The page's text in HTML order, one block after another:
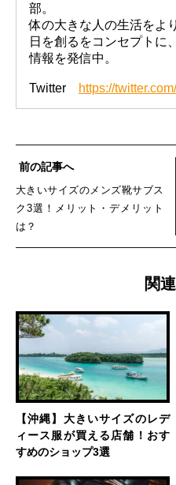
部。
体の大きな人の生活をよ
日を創るをコンセプトに
情報を発信中。
Twitter https://
前の記事へ
大きいサイズのメンズ靴サブス
ク3選！メリット・デメリット
は？
関
【沖縄】大きいサイズのレデ
ィース服が買える店舗！おす
すめのショップ3選